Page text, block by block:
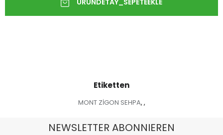
Etiketten
MONT ZİGON SEHPA, ,
NEWSLETTER ABONNIEREN